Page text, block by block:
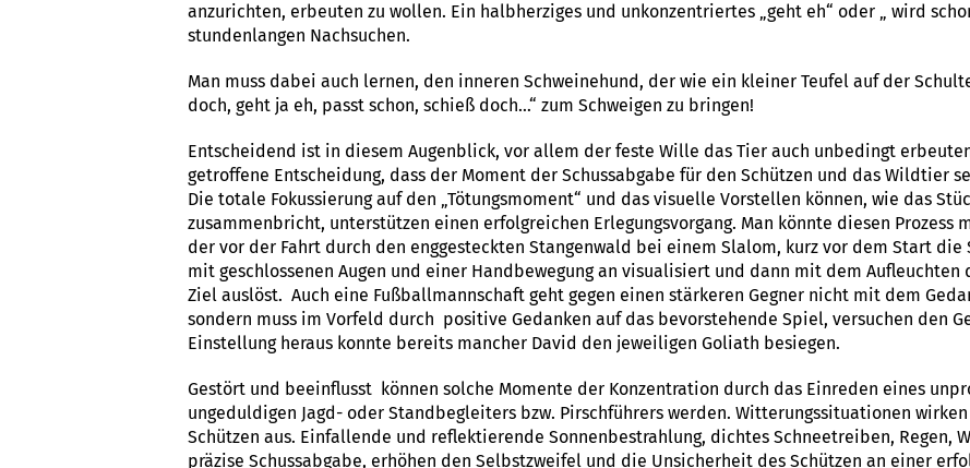
anzurichten, erbeuten zu wollen. Ein halbherziges und unkonzentriertes „geht eh“ oder „ wird
stundenlangen Nachsuchen.
Man muss dabei auch lernen, den inneren Schweinehund, der wie ein kleiner Teufel auf der
doch, geht ja eh, passt schon, schieß doch…“ zum Schweigen zu bringen!
Entscheidend ist in diesem Augenblick, vor allem der feste Wille das Tier auch unbedingt
getroffene Entscheidung, dass der Moment der Schussabgabe für den Schützen und das Wildtier
Die totale Fokussierung auf den „Tötungsmoment“ und das visuelle Vorstellen können, wie das
zusammenbricht, unterstützen einen erfolgreichen Erlegungsvorgang. Man könnte diesen
der vor der Fahrt durch den enggesteckten Stangenwald bei einem Slalom, kurz vor dem Start die
mit geschlossenen Augen und einer Handbewegung an visualisiert und dann mit dem
Ziel auslöst. Auch eine Fußballmannschaft geht gegen einen stärkeren Gegner nicht mit dem
sondern muss im Vorfeld durch positive Gedanken auf das bevorstehende Spiel, versuchen den
Einstellung heraus konnte bereits mancher David den jeweiligen Goliath besiegen.
Gestört und beeinflusst können solche Momente der Konzentration durch das Einreden eines
ungeduldigen Jagd- oder Standbegleiters bzw. Pirschführers werden. Witterungssituationen
Schützen aus. Einfallende und reflektierende Sonnenbestrahlung, dichtes Schneetreiben, Regen,
präzise Schussabgabe, erhöhen den Selbstzweifel und die Unsicherheit des Schützen an einer